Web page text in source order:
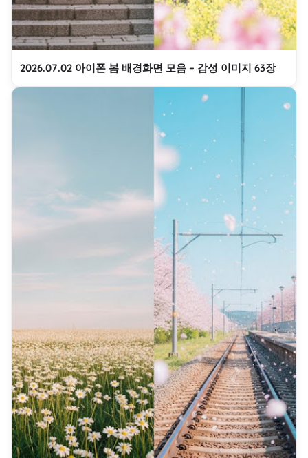
2026.07.02 아이폰 봄 배경화면 모음 – 감성 이미지 63장